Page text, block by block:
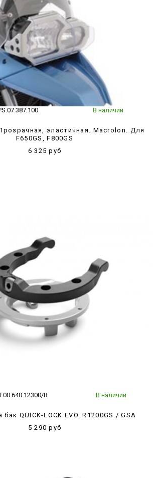
В наличии
эластичная. Macrolon. Для
F650GS, F800GS
6 325 руб
B В наличии
QUICK-LOCK EVO. R1200GS / GSA
5 290 руб